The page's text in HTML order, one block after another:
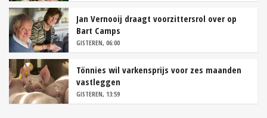
Jan Vernooij draagt voorzittersrol over op
Bart Camps
GISTEREN, 06:00
Tönnies wil varkensprijs voor zes maanden
vastleggen
GISTEREN, 13:59